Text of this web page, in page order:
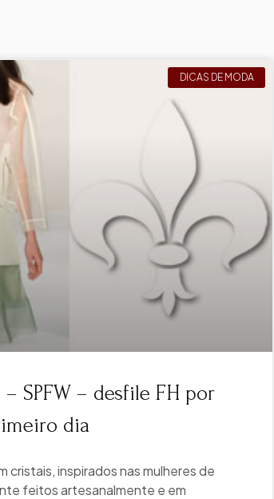
DICAS DE MODA
SPFW – desfile FH por
dia
cristais, inspirados nas mulheres de
feitos artesanalmente e em